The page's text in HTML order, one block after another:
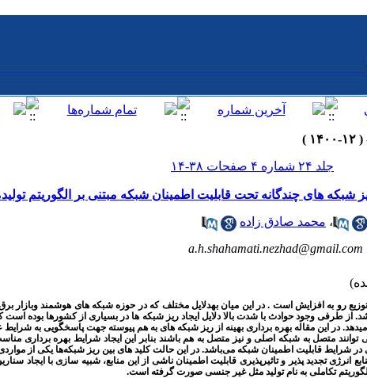
جلد ۲۴ شماره ۴ صفحات ۳۸-۱۴
شبکه‌ های چندگانه تحت قابلیت اطمینان شبکه مبتنی بر الگوریتم
، محمد صادق زاده
a.h.shahamati.nezhad@gmail.com
رو به افزایش است . در این میان بهدلایل مختلف که در حوزه شبکه های هوشمند وبازار
از طرفی وجود حوادث با شدت بالا دلایل ایجاد ریز شبکه ها در بسیاری از کشورها بوده
میدهد. در این مقاله بهره برداری بهینه از ریز شبکه های به هم پیوسته جهت پاسخگویی به
توانند متصل به شبکه اصلی و نیز متصل به هم باشند بنابر این ایجاد شرایط بهره برداری
در شرایط قابلیت اطمینان شبکه می‌باشد. در این حالت کلید های بین ریز شبکه‌ها یکی از
انرژی تجدید پذیر و تاثیرپذیری قابلیت اطمینان ناشی از این منابع، شبیه سازی با ایجاد
تکاملی به نام تولید مثل غیر جنسی صورت گرفته است.